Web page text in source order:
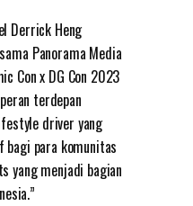
Derrick Heng
Panorama Media
Con x DG Con 2023
terdepan
driver yang
bagi para komunitas
yang menjadi bagian